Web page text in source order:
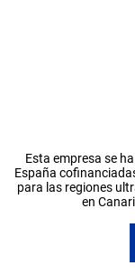
Esta empresa se
España
para las regiones
en